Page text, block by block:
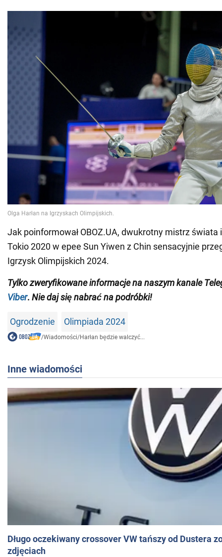
Jak poinformował OBOZ.UA, dwukrotny mistrz
Tokio 2020 w epee Sun Yiwen z Chin sensacyjnie
Igrzysk Olimpijskich 2024.
Tylkozweryfikowane informacje na naszym kanale
Viber. Nie daj się nabrać na podróbki!
Ogrodzenie Olimpiada 2024
/Wiadomości/Harłan będzie walczyć...
Inne wiadomości
Długo oczekiwany crossover VW tańszy od Dustera
zdjęciach